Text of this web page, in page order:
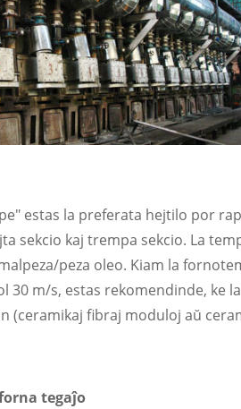
estas la preferata hejtilo por
sekcio kaj trempa sekcio. La
peza oleo. Kiam la
30 m/s, estas rekomendinde,
(ceramikaj fibraj moduloj aŭ
tegaĵo